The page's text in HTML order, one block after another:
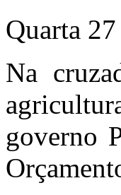
Quarta
Na
governo